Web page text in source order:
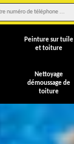
Peinture sur tuile
et toiture
Nettoyage
démoussage de
toiture